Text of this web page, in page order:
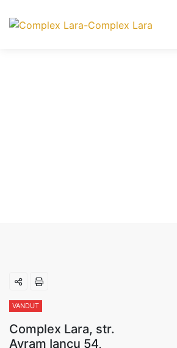
VANDUT
Complex Lara, str.
Avram Iancu 54,